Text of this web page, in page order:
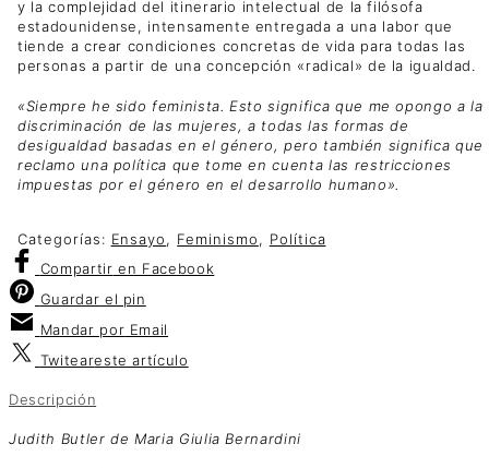
y la complejidad del itinerario intelectual de la filósofa
estadounidense, intensamente entregada a una labor que
tiende a crear condiciones concretas de vida para todas las
personas a partir de una concepción «radical» de la igualdad.
«Siempre he sido feminista. Esto significa que me opongo a la
discriminación de las mujeres, a todas las formas de
desigualdad basadas en el género, pero también significa que
reclamo una política que tome en cuenta las restricciones
impuestas por el género en el desarrollo humano».
Categorías: Ensayo, Feminismo, Política
Compartir en Facebook
Guardar el pin
Mandar por Email
Twiteareste artículo
Descripción
Judith Butler de Maria Giulia Bernardini